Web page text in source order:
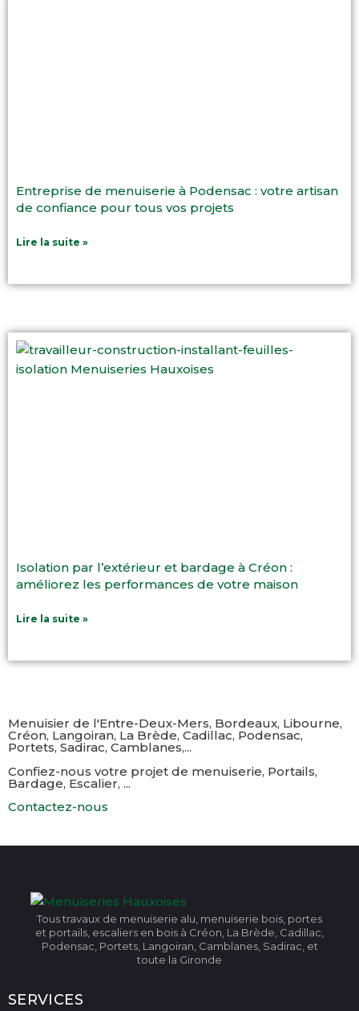
Entreprise de menuiserie à Podensac : votre artisan
de confiance pour tous vos projets
Lire la suite »
Isolation par l’extérieur et bardage à Créon :
améliorez les performances de votre maison
Lire la suite »
Menuisier de l'Entre-Deux-Mers, Bordeaux, Libourne,
Créon, Langoiran, La Brède, Cadillac, Podensac,
Portets, Sadirac, Camblanes,...​
Confiez-nous votre projet de menuiserie, Portails,
Bardage, Escalier, ...
Contactez-nous
Tous travaux de menuiserie alu, menuiserie bois, portes
et portails, escaliers en bois à Créon, La Brède, Cadillac,
Podensac, Portets, Langoiran, Camblanes, Sadirac, et
toute la Gironde
SERVICES